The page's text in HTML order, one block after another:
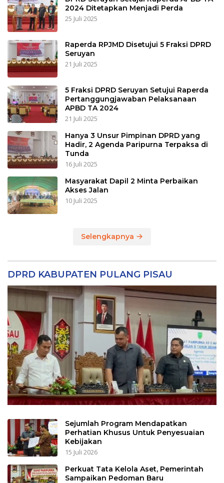
2024 Ditetapkan Menjadi Perda
25 Juli 2025
Raperda RPJMD Disetujui 5 Fraksi DPRD
Seruyan
21 Juli 2025
5 Fraksi DPRD Seruyan Setujui Raperda
Pertanggungjawaban Pelaksanaan
APBD TA 2024
21 Juli 2025
Hanya 3 Unsur Pimpinan DPRD yang
Hadir, 2 Agenda Paripurna Terpaksa di
Tunda
16 Juli 2025
Masyarakat Dapil 2 Minta Perbaikan
Akses Jalan
10 Juli 2025
Selengkapnya
DPRD KABUPATEN PULANG PISAU
Sejumlah Program Mendapatkan
Perhatian Khusus Untuk Penyesuaian
Kebijakan
15 Juli 2026
Perkuat Tata Kelola Aset, Pemerintah
Sampaikan Pedoman Baru